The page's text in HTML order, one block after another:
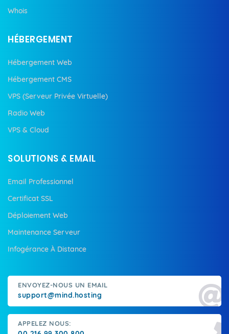
Whois
HÉBERGEMENT
Hébergement Web
Hébergement CMS
VPS (Serveur Privée Virtuelle)
Radio Web
VPS & Cloud
SOLUTIONS & EMAIL
Email Professionnel
Certificat SSL
Déploiement Web
Maintenance Serveur
Infogérance À Distance
ENVOYEZ-NOUS UN EMAIL
support@mind.hosting
APPELEZ NOUS: